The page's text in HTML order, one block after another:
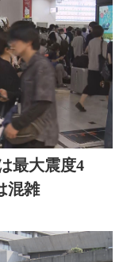
最大震度4
混雑